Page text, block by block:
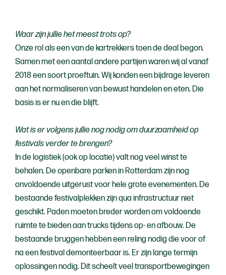
Waar zijn jullie het meest trots op?
Onze rol als een van de kartrekkers toen de deal begon.
Samen met een aantal andere partijen waren wij al vanaf
2018 een soort proeftuin. Wij konden een bijdrage leveren
aan het normaliseren van bewust handelen en eten. Die
basis is er nu en die blijft.
Wat is er volgens jullie nog nodig om duurzaamheid op
festivals verder te brengen?
In de logistiek (ook op locatie) valt nog veel winst te
behalen. De openbare parken in Rotterdam zijn nog
onvoldoende uitgerust voor hele grote evenementen. De
bestaande festivalplekken zijn qua infrastructuur niet
geschikt. Paden moeten breder worden om voldoende
ruimte te bieden aan trucks tijdens op- en afbouw. De
bestaande bruggen hebben een reling nodig die voor of
na een festival demonteerbaar is. Er zijn lange termijn
oplossingen nodig. Dit scheelt veel transportbewegingen